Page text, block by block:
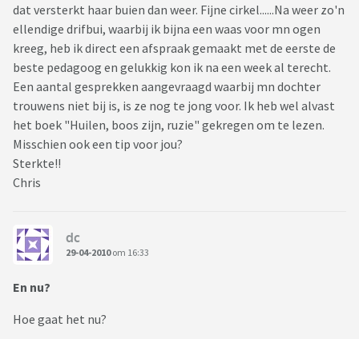
dat versterkt haar buien dan weer. Fijne cirkel......Na weer zo'n
ellendige drifbui, waarbij ik bijna een waas voor mn ogen
kreeg, heb ik direct een afspraak gemaakt met de eerste de
beste pedagoog en gelukkig kon ik na een week al terecht.
Een aantal gesprekken aangevraagd waarbij mn dochter
trouwens niet bij is, is ze nog te jong voor. Ik heb wel alvast
het boek "Huilen, boos zijn, ruzie" gekregen om te lezen.
Misschien ook een tip voor jou?
Sterkte!!
Chris
dc
29-04-2010om 16:33
En nu?
Hoe gaat het nu?